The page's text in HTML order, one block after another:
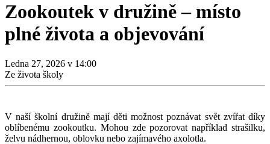
Zookoutek v družině – místo
plné života a objevování
Ledna 27, 2026 v 14:00
Ze života školy
V naší školní družině mají děti možnost poznávat svět zvířat díky
oblíbenému zookoutku. Mohou zde pozorovat například strašilku,
želvu nádhernou, oblovku nebo zajímavého axolotla.